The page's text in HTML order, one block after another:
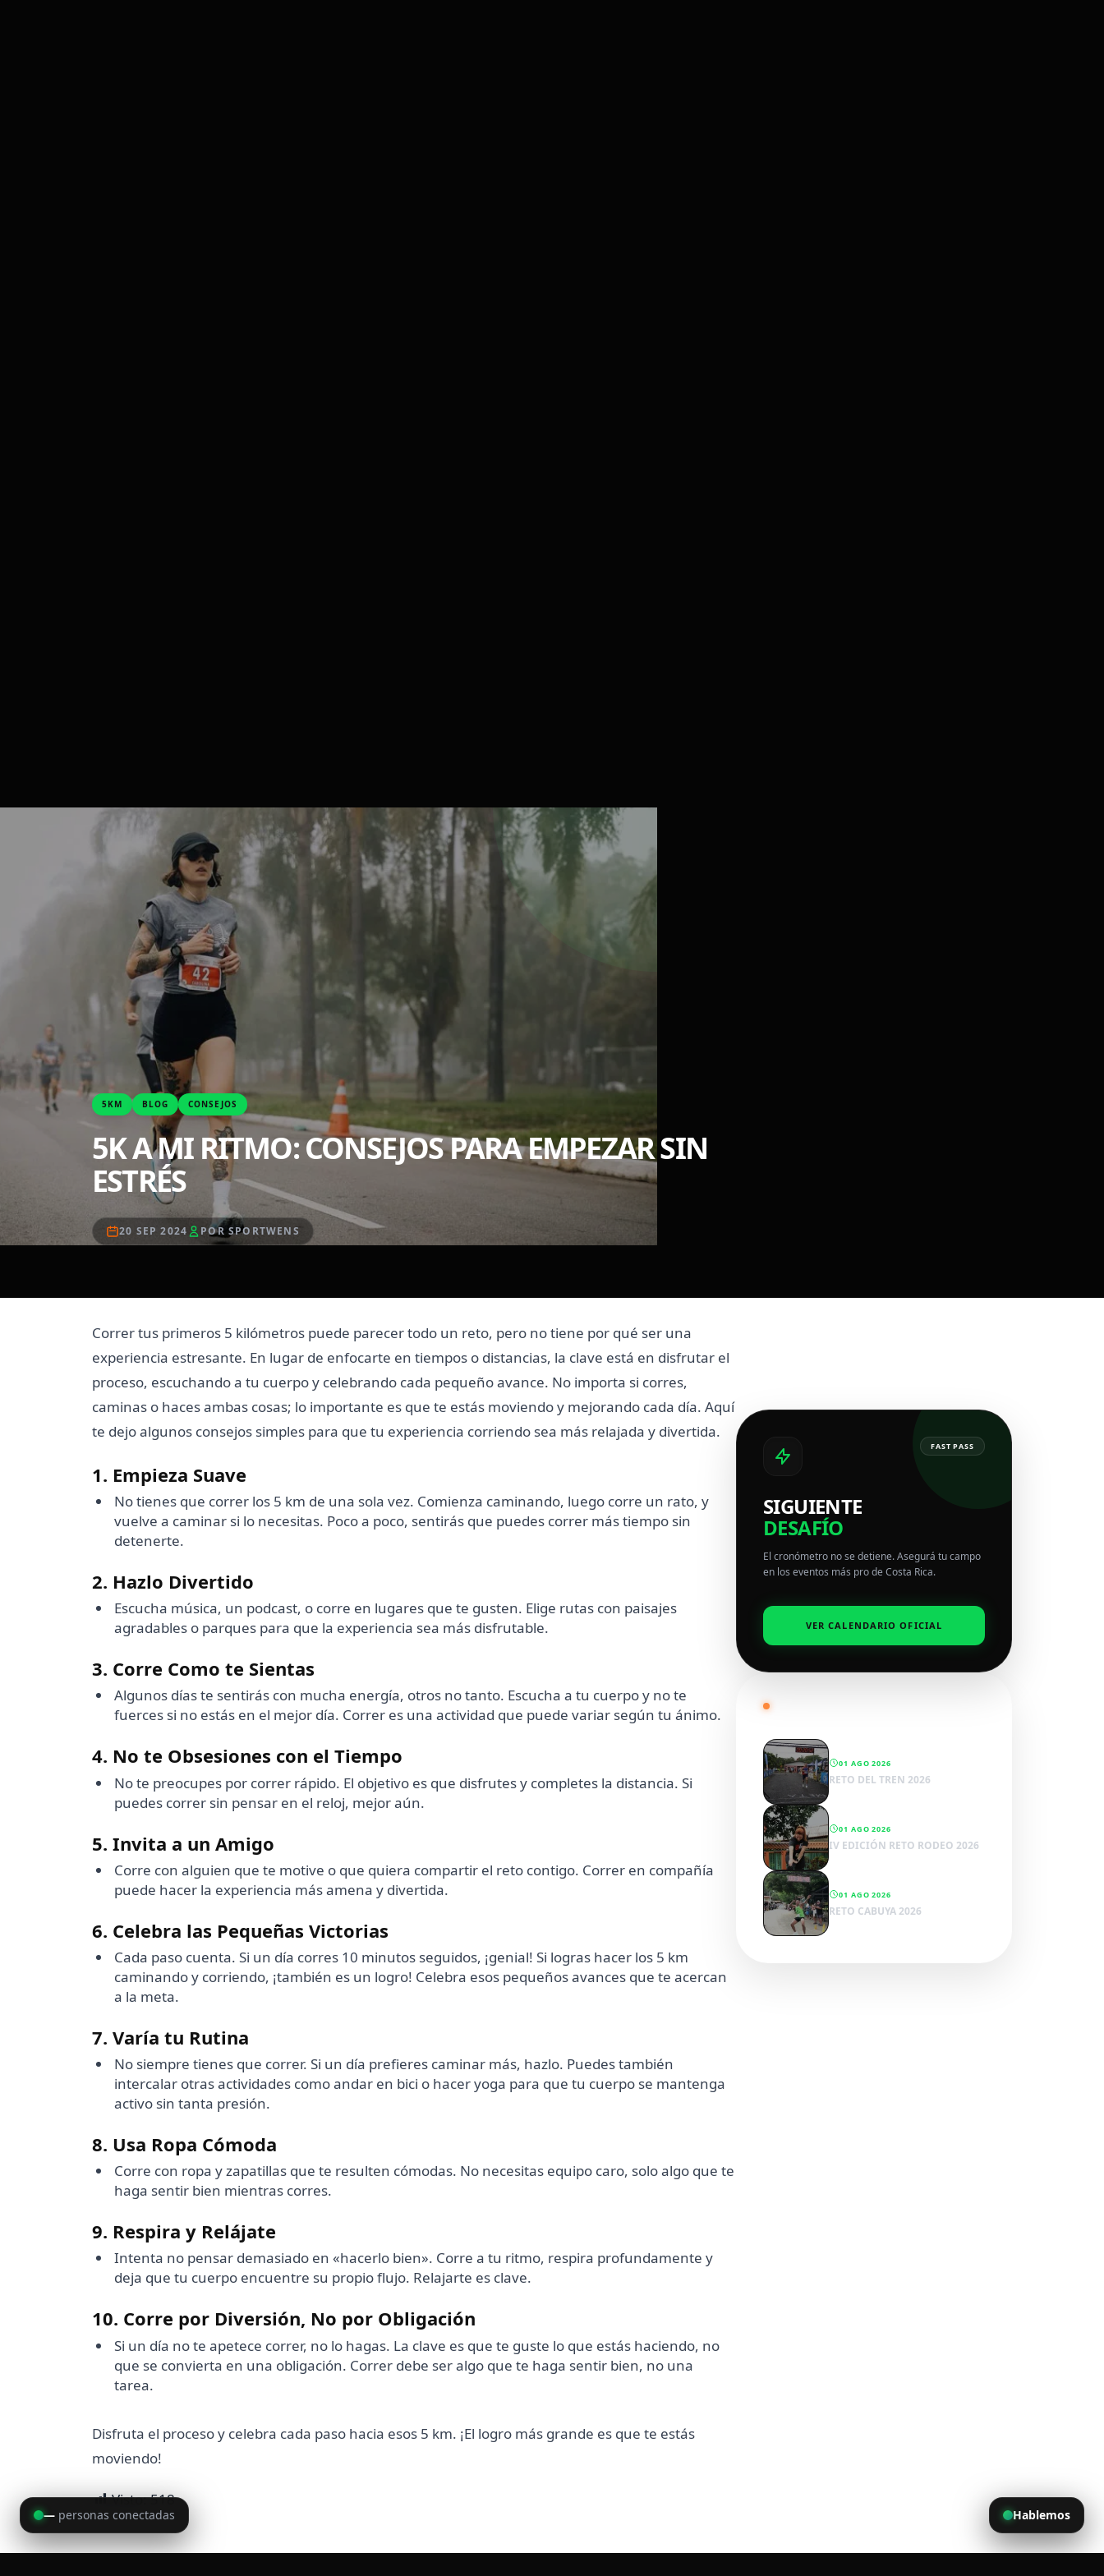
5KM BLOG CONSEJOS
5K A MI RITMO: CONSEJOS PARA EMPEZAR SIN
ESTRÉS
20 SEP 2024 POR SPORTWENS
Correr tus primeros 5 kilómetros puede parecer todo un reto, pero no tiene por qué ser una
experiencia estresante. En lugar de enfocarte en tiempos o distancias, la clave está en disfrutar el
proceso, escuchando a tu cuerpo y celebrando cada pequeño avance. No importa si corres,
caminas o haces ambas cosas; lo importante es que te estás moviendo y mejorando cada día. Aquí
te dejo algunos consejos simples para que tu experiencia corriendo sea más relajada y divertida.
1. Empieza Suave
No tienes que correr los 5 km de una sola vez. Comienza caminando, luego corre un rato, y
vuelve a caminar si lo necesitas. Poco a poco, sentirás que puedes correr más tiempo sin
detenerte.
2. Hazlo Divertido
Escucha música, un podcast, o corre en lugares que te gusten. Elige rutas con paisajes
agradables o parques para que la experiencia sea más disfrutable.
3. Corre Como te Sientas
Algunos días te sentirás con mucha energía, otros no tanto. Escucha a tu cuerpo y no te
fuerces si no estás en el mejor día. Correr es una actividad que puede variar según tu ánimo.
4. No te Obsesiones con el Tiempo
No te preocupes por correr rápido. El objetivo es que disfrutes y completes la distancia. Si
puedes correr sin pensar en el reloj, mejor aún.
5. Invita a un Amigo
Corre con alguien que te motive o que quiera compartir el reto contigo. Correr en compañía
puede hacer la experiencia más amena y divertida.
6. Celebra las Pequeñas Victorias
Cada paso cuenta. Si un día corres 10 minutos seguidos, ¡genial! Si logras hacer los 5 km
caminando y corriendo, ¡también es un logro! Celebra esos pequeños avances que te acercan
a la meta.
7. Varía tu Rutina
No siempre tienes que correr. Si un día prefieres caminar más, hazlo. Puedes también
intercalar otras actividades como andar en bici o hacer yoga para que tu cuerpo se mantenga
activo sin tanta presión.
8. Usa Ropa Cómoda
Corre con ropa y zapatillas que te resulten cómodas. No necesitas equipo caro, solo algo que te
haga sentir bien mientras corres.
9. Respira y Relájate
Intenta no pensar demasiado en «hacerlo bien». Corre a tu ritmo, respira profundamente y
deja que tu cuerpo encuentre su propio flujo. Relajarte es clave.
10. Corre por Diversión, No por Obligación
Si un día no te apetece correr, no lo hagas. La clave es que te guste lo que estás haciendo, no
que se convierta en una obligación. Correr debe ser algo que te haga sentir bien, no una
tarea.
Disfruta el proceso y celebra cada paso hacia esos 5 km. ¡El logro más grande es que te estás
moviendo!
Visto:518
FAST PASS
SIGUIENTE
DESAFÍO
El cronómetro no se detiene. Asegurá tu campo
en los eventos más pro de Costa Rica.
VER CALENDARIO OFICIAL
01 AGO 2026
RETO DEL TREN 2026
01 AGO 2026
IV EDICIÓN RETO RODEO 2026
01 AGO 2026
RETO CABUYA 2026
— personas conectadas Hablemos